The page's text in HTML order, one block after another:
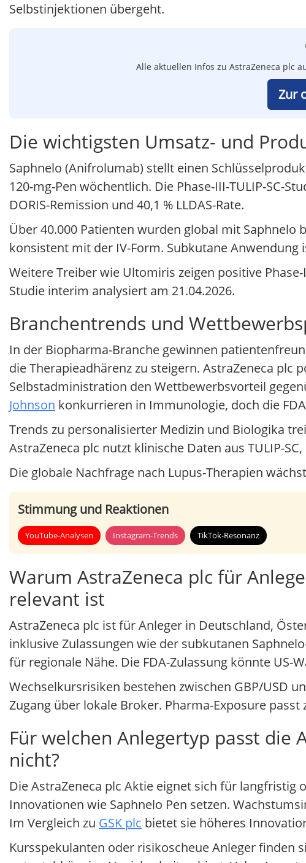
Selbstinjektionen übergeht.
Alle aktuellen Infos zu AstraZeneca plc
Zur
Die wichtigsten Umsatz- und
Saphnelo (Anifrolumab) stellt einen
120-mg-Pen wöchentlich. Die Phase-III-TULIP-SC-
DORIS-Remission und 40,1 % LLDAS-Rate.
Über 40.000 Patienten wurden global mit
konsistent mit der IV-Form. Subkutane Anwendung
Weitere Treiber wie Ultomiris zeigen positive
Studie interim analysiert am 21.04.2026.
Branchentrends und
In der Biopharma-Branche gewinnen
die Therapieadhärenz zu steigern. AstraZeneca
Selbstadministration den Wettbewerbsvorteil
Johnson konkurrieren in Immunologie, doch die
Trends zu personalisierter Medizin und Biologika
AstraZeneca plc nutzt klinische Daten aus TULIP-
Die globale Nachfrage nach Lupus-Therapien
Stimmung und Reaktionen
YouTube-Analysen Instagram-Trends TikTok-Resonanz
Warum AstraZeneca plc für
relevant ist
AstraZeneca plc ist für Anleger in Deutschland,
inklusive Zulassungen wie der subkutanen
für regionale Nähe. Die FDA-Zulassung könnte
Wechselkursrisiken bestehen zwischen GBP/USD
Zugang über lokale Broker. Pharma-Exposure
Für welchen Anlegertyp passt die
nicht?
Die AstraZeneca plc Aktie eignet sich für
Innovationen wie Saphnelo Pen setzen.
Im Vergleich zu GSK plc bietet sie höheres
Kursspekulanten oder risikoscheue Anleger finden